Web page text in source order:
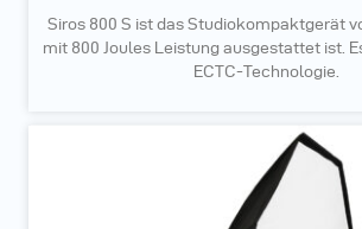
Siros 800 S ist das Studiokompaktgerät
mit 800 Joules Leistung ausgestattet ist.
ECTC-Technologie.